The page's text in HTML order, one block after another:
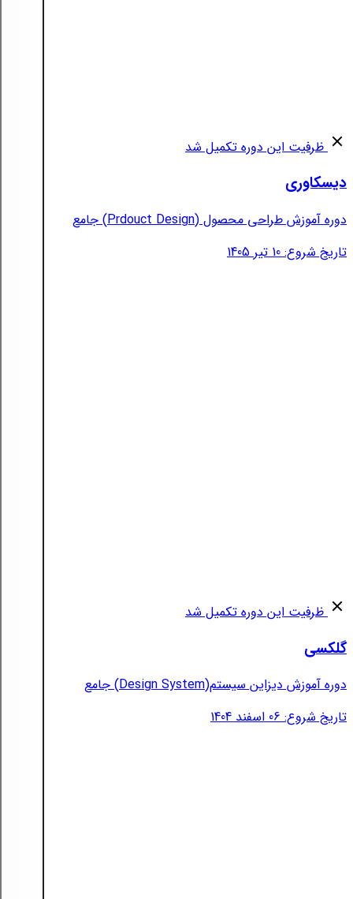
ظرفیت این دوره تکمیل شد
دیسکاوری
دوره آموزش طراحی محصول (Prdouct Design) جامع
تاریخ شروع: 10 تیر 1405
ظرفیت این دوره تکمیل شد
گلکسی
دوره آموزش دیزاین سیستم(Design System) جامع
تاریخ شروع: 06 اسفند 1404